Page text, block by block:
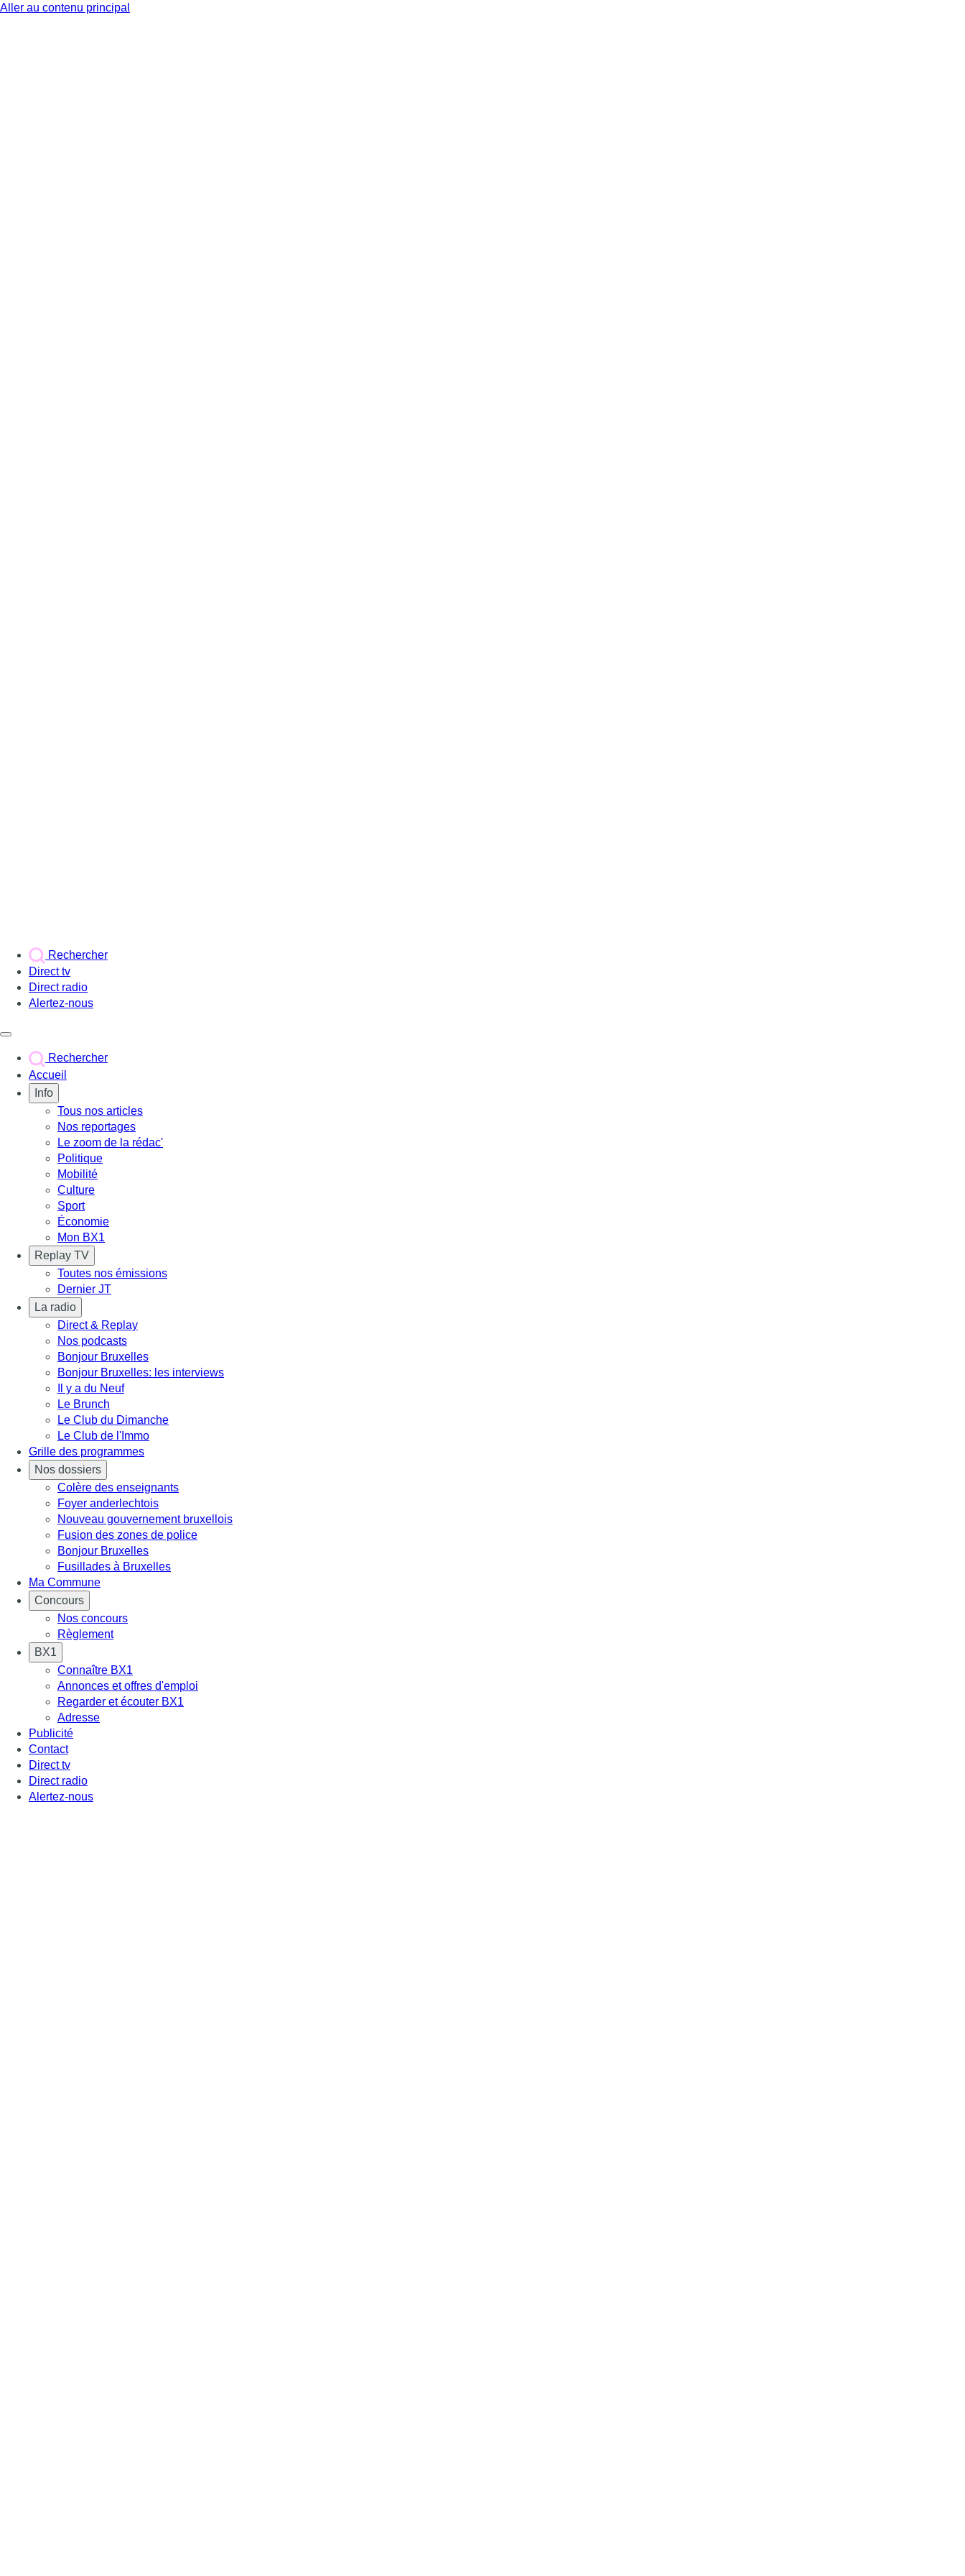
Aller au contenu principal
Rechercher
Direct tv
Direct radio
Alertez-nous
Rechercher
Accueil
Info
Tous nos articles
Nos reportages
Le zoom de la rédac'
Politique
Mobilité
Culture
Sport
Économie
Mon BX1
Replay TV
Toutes nos émissions
Dernier JT
La radio
Direct & Replay
Nos podcasts
Bonjour Bruxelles
Bonjour Bruxelles: les interviews
Il y a du Neuf
Le Brunch
Le Club du Dimanche
Le Club de l'Immo
Grille des programmes
Nos dossiers
Colère des enseignants
Foyer anderlechtois
Nouveau gouvernement bruxellois
Fusion des zones de police
Bonjour Bruxelles
Fusillades à Bruxelles
Ma Commune
Concours
Nos concours
Règlement
BX1
Connaître BX1
Annonces et offres d'emploi
Regarder et écouter BX1
Adresse
Publicité
Contact
Direct tv
Direct radio
Alertez-nous